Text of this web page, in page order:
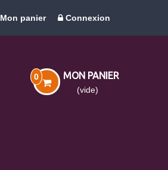
Mon panier Connexion
MON PANIER
0
(vide)